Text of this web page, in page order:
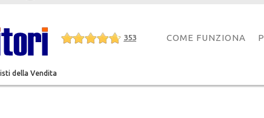
353
della Vendita
COME FUNZIONA